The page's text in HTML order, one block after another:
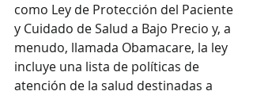
como Ley de Protección del Paciente
y Cuidado de Salud a Bajo Precio y, a
menudo, llamada Obamacare, la ley
incluye una lista de políticas de
atención de la salud destinadas a